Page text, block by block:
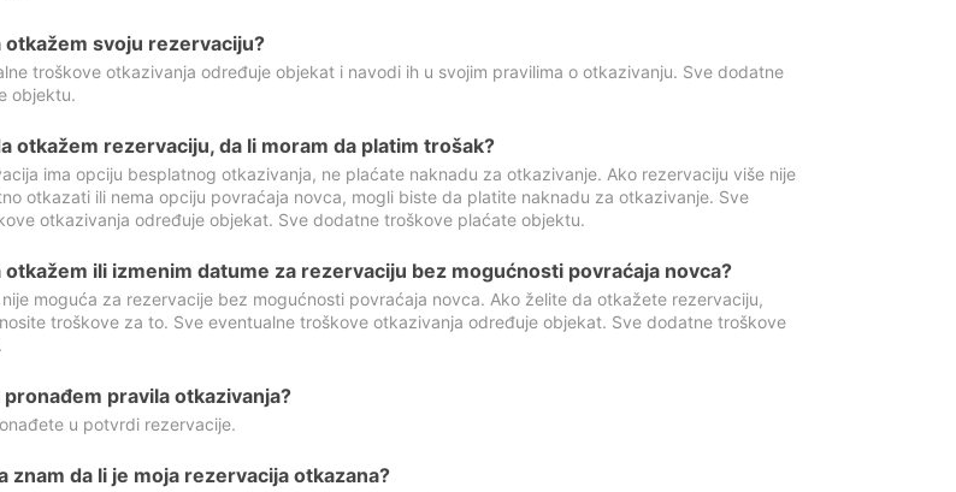
otkažem svoju rezervaciju?
troškove otkazivanja određuje objekat i navodi ih u svojim pravilima o otkazivanju. Sve dodatne
objektu.
otkažem rezervaciju, da li moram da platim trošak?
ima opciju besplatnog otkazivanja, ne plaćate naknadu za otkazivanje. Ako rezervaciju više nije
otkazati ili nema opciju povraćaja novca, mogli biste da platite naknadu za otkazivanje. Sve
otkazivanja određuje objekat. Sve dodatne troškove plaćate objektu.
otkažem ili izmenim datume za rezervaciju bez mogućnosti povraćaja novca?
moguća za rezervacije bez mogućnosti povraćaja novca. Ako želite da otkažete rezervaciju,
troškove za to. Sve eventualne troškove otkazivanja određuje objekat. Sve dodatne troškove
pronađem pravila otkazivanja?
u potvrdi rezervacije.
znam da li je moja rezervacija otkazana?